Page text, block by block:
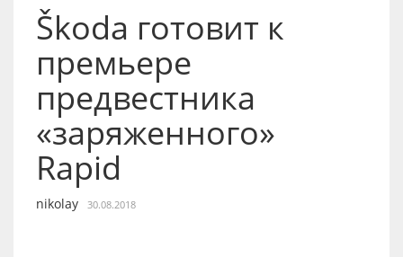
Škoda готовит к
премьере
предвестника
«заряженного»
Rapid
nikolay 30.08.2018